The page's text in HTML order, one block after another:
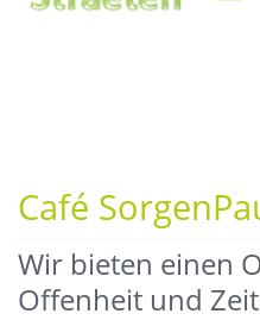
Café
Wir bieten einen
Offenheit und